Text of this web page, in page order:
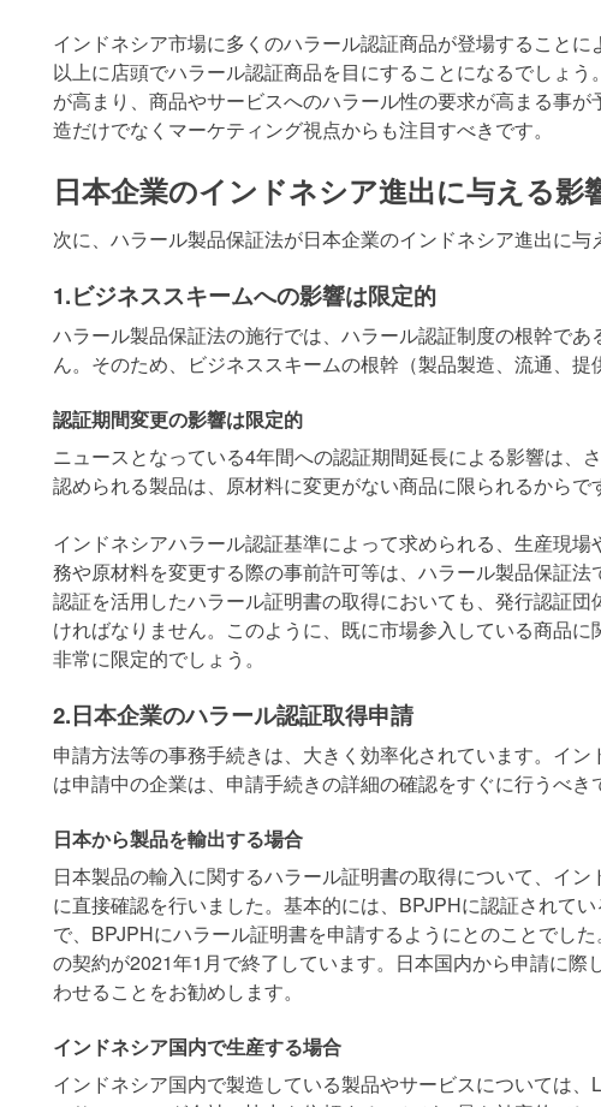
インドネシア市場に多くのハラール認証商品が登場すること
以上に店頭でハラール認証商品を目にすることになるでしょ
が高まり、商品やサービスへのハラール性の要求が高まる事
造だけでなくマーケティング視点からも注目すべきです。
日本企業のインドネシア進出に与える影
次に、ハラール製品保証法が日本企業のインドネシア進出に与
1.ビジネススキームへの影響は限定的
ハラール製品保証法の施行では、ハラール認証制度の根幹で
ん。そのため、ビジネススキームの根幹（製品製造、流通、提
認証期間変更の影響は限定的
ニュースとなっている4年間への認証期間延長による影響は、
認められる製品は、原材料に変更がない商品に限られるからで
インドネシアハラール認証基準によって求められる、生産現
務や原材料を変更する際の事前許可等は、ハラール製品保証
認証を活用したハラール証明書の取得においても、発行認証
ければなりません。このように、既に市場参入している商品に
非常に限定的でしょう。
2.日本企業のハラール認証取得申請
申請方法等の事務手続きは、大きく効率化されています。イ
は申請中の企業は、申請手続きの詳細の確認をすぐに行うべき
日本から製品を輸出する場合
日本製品の輸入に関するハラール証明書の取得について、イ
に直接確認を行いました。基本的には、BPJPHに認証されて
で、BPJPHにハラール証明書を申請するようにとのことでし
の契約が2021年1月で終了しています。日本国内から申請に際
わせることをお勧めします。
インドネシア国内で生産する場合
インドネシア国内で製造している製品やサービスについては